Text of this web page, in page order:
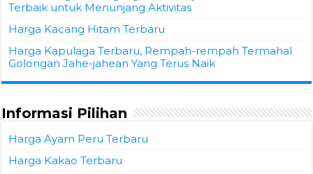
Terbaik untuk Menunjang Aktivitas
Harga Kacang Hitam Terbaru
Harga Kapulaga Terbaru, Rempah-rempah Termahal
Golongan Jahe-jahean Yang Terus Naik
Informasi Pilihan
Harga Ayam Peru Terbaru
Harga Kakao Terbaru